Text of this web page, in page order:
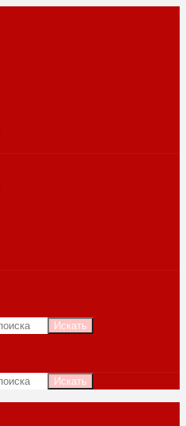
Искать
Искать